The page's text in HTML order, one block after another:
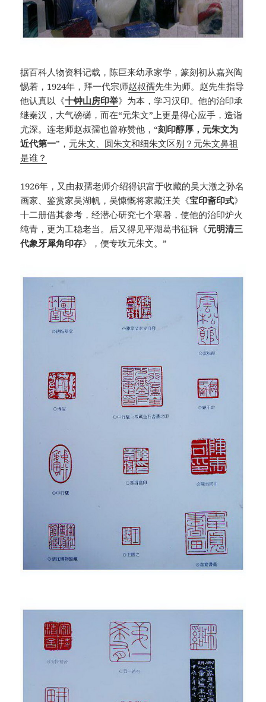
据百科人物资料记载，陈巨来幼承家学，篆刻初从嘉兴陶
惕若，1924年，拜一代宗师赵叔孺先生为师。赵先生指导
他认真以《十钟山房印举》为本，学习汉印。他的治印承
继秦汉，大气磅礴，而在“元朱文”上更是得心应手，造诣
尤深。连老师赵叔孺也曾称赞他，“刻印醇厚，元朱文为
近代第一”， 元朱文、圆朱文和细朱文区别？元朱文鼻祖
是谁？
1926年，又由叔孺老师介绍得识富于收藏的吴大澂之孙名
画家、鉴赏家吴湖帆，吴慷慨将家藏汪关《宝印斋印式》
十二册借其参考，经潜心研究七个寒暑，使他的治印炉火
纯青，更为工稳老当。后又得见平湖葛书征辑《元明清三
代象牙犀角印存》，便专玫元朱文。”